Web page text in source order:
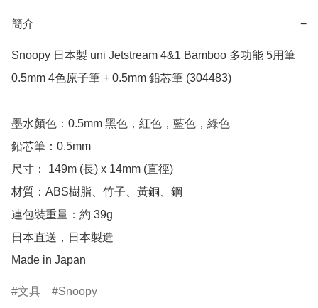
簡介 −
Snoopy 日本製 uni Jetstream 4&1 Bamboo 多功能 5用筆
0.5mm 4色原子筆 + 0.5mm 鉛芯筆 (304483)
墨水顏色：0.5mm 黑色，紅色，藍色，綠色
鉛芯筆：0.5mm
尺寸： 149m (長) x 14mm (直徑)
材質：ABS樹脂、竹子、黃銅、鋼
連包裝重量：約 39g
日本直送，日本製造
Made in Japan
文具 Snoopy